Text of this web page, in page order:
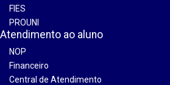
FIES
PROUNI
Atendimento ao aluno
NOP
Financeiro
Central de Atendimento